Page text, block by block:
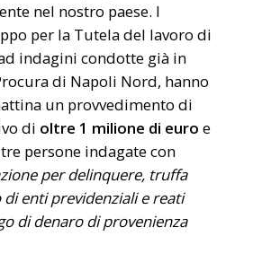
nel nostro paese. I
per la Tutela del lavoro di
indagini condotte già in
di Napoli Nord, hanno
un provvedimento di
di oltre 1 milione di euro e
persone indagate con
per delinquere, truffa
enti previdenziali e reati
di denaro di provenienza